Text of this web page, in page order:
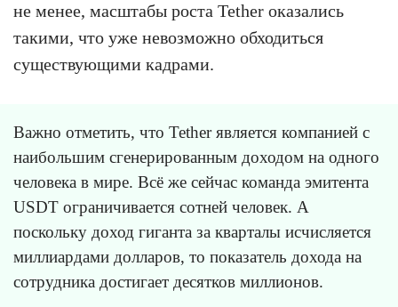
не менее, масштабы роста Tether оказались
такими, что уже невозможно обходиться
существующими кадрами.
Важно отметить, что Tether является компанией с
наибольшим сгенерированным доходом на одного
человека в мире. Всё же сейчас команда эмитента
USDT ограничивается сотней человек. А
поскольку доход гиганта за кварталы исчисляется
миллиардами долларов, то показатель дохода на
сотрудника достигает десятков миллионов.